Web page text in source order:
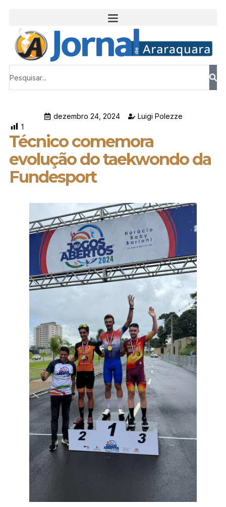
dezembro 24, 2024
Luigi Polezze
1
Técnico comemora
evolução do taekwondo da
Fundesport